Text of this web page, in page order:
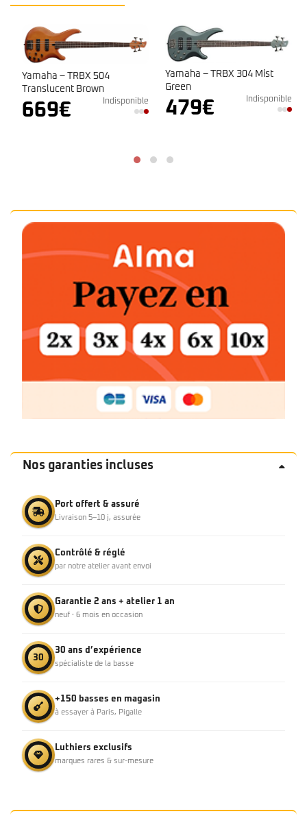
Yamaha – TRBX 504
Translucent Brown
669€ Indisponible
Yamaha – TRBX 304 Mist
Green
479€ Indisponible
Nos garanties incluses
Port offert & assuré
Livraison 5–10 j, assurée
Contrôlé & réglé
par notre atelier avant envoi
Garantie 2 ans + atelier 1 an
neuf · 6 mois en occasion
30
30 ans d’expérience
spécialiste de la basse
+150 basses en magasin
à essayer à Paris, Pigalle
Luthiers exclusifs
marques rares & sur-mesure